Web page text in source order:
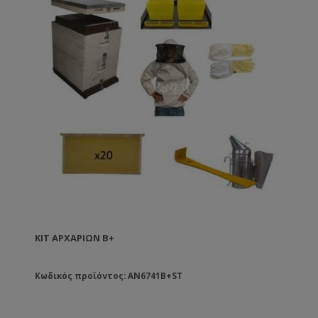
ΚΙΤ ΑΡΧΑΡΊΩΝ B+
Κωδικός προϊόντος: AN6741B+ST